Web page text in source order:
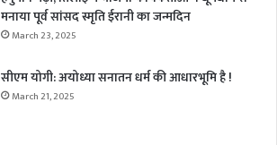
मनाया पूर्व सांसद स्मृति ईरानी का जन्मदिन
March 23, 2025
सीएम योगी: अयोध्या सनातन धर्म की आधारभूमि है !
March 21, 2025